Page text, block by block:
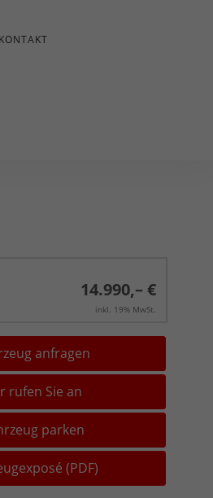
KONTAKT
14.990,– €
inkl. 19% MwSt.
anfragen
rufen Sie an
parken
(PDF)